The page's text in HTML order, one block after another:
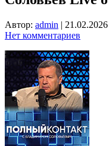
Автор: admin | 21.02.2026
Нет комментариев